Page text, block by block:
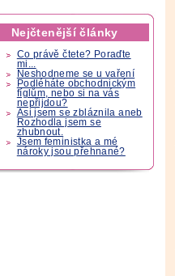
Nejčtenější články
Co právě čtete? Poraďte
mi...
Neshodneme se u vaření
Podléháte obchodnickým
fíglům, nebo si na vás
nepřijdou?
Asi jsem se zbláznila aneb
Rozhodla jsem se
zhubnout.
Jsem feministka a mé
nároky jsou přehnané?